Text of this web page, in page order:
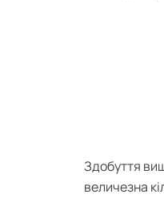
Здобуття
величезна